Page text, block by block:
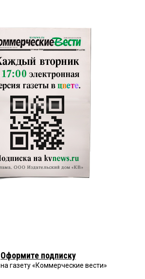
Оформите подписку
на газету «Коммерческие вести»